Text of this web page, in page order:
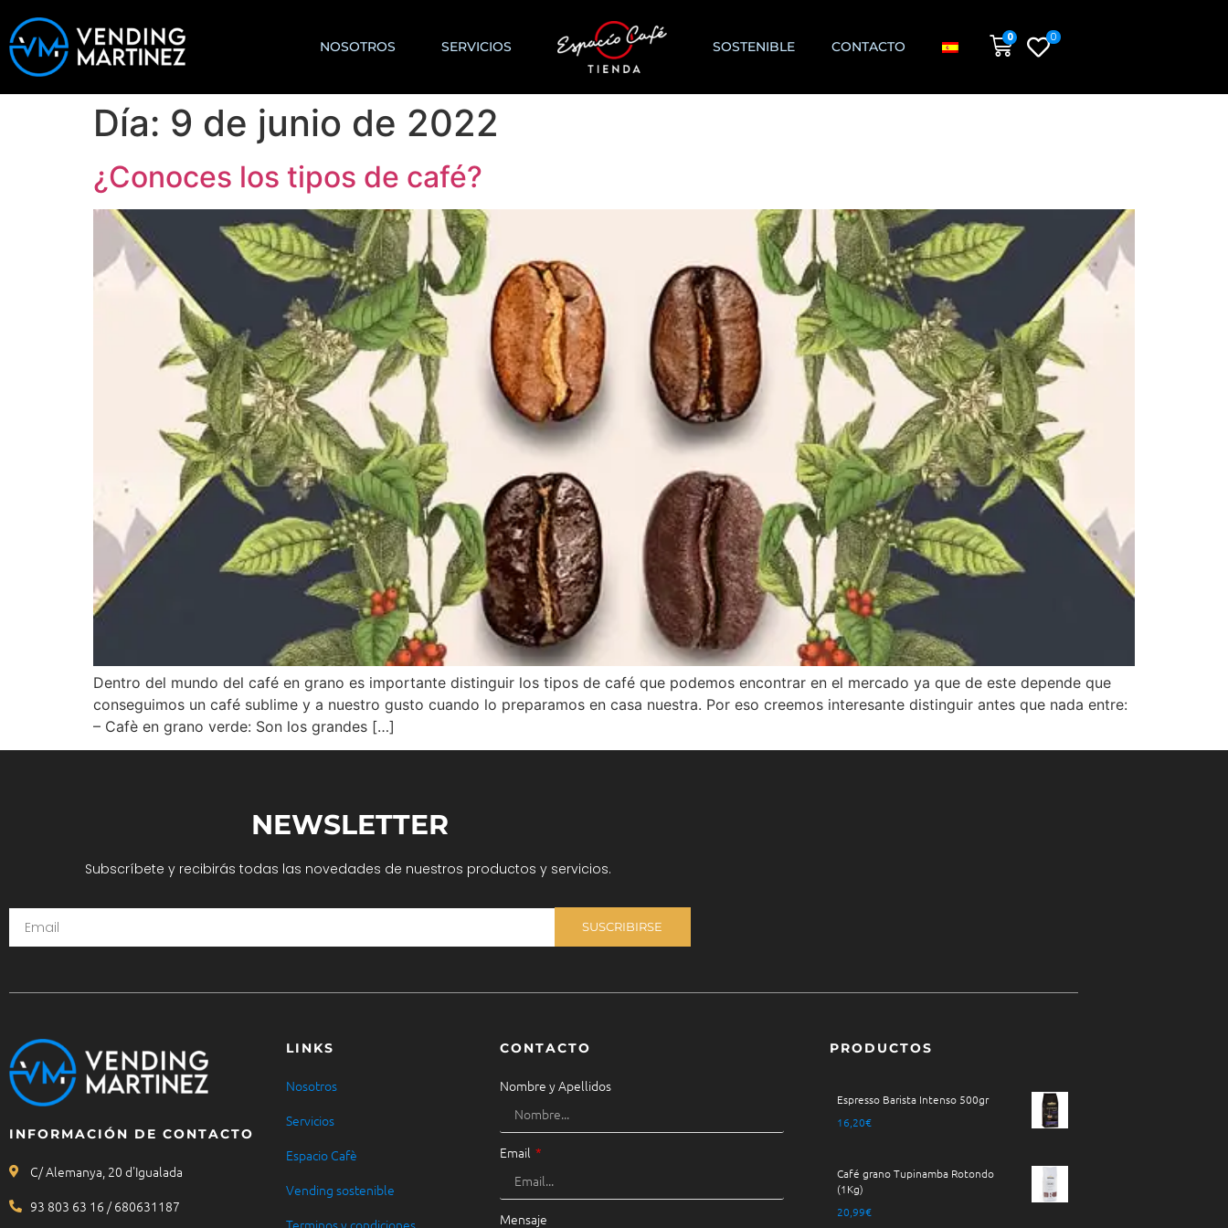
NOSOTROS SERVICIOS SOSTENIBLE CONTACTO
0 0
Día: 9 de junio de 2022
¿Conoces los tipos de café?
Dentro del mundo del café en grano es importante distinguir los tipos de café que podemos encontrar en el mercado ya que de este depende que
conseguimos un café sublime y a nuestro gusto cuando lo preparamos en casa nuestra. Por eso creemos interesante distinguir antes que nada entre:
– Cafè en grano verde: Son los grandes […]
NEWSLETTER
Subscríbete y recibirás todas las novedades de nuestros productos y servicios.
SUSCRIBIRSE
INFORMACIÓN DE CONTACTO
C/ Alemanya, 20 d'Igualada
93 803 63 16 / 680631187
LINKS
Nosotros
Servicios
Espacio Cafè
Vending sostenible
CONTACTO
Nombre y Apellidos
Email
Mensaje
PRODUCTOS
Espresso Barista Intenso 500gr
16,20€
Café grano Tupinamba Rotondo
(1Kg)
20,99€